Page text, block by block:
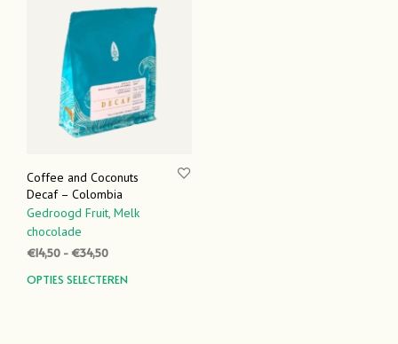
Coffee and Coconuts
Decaf – Colombia
Gedroogd Fruit, Melk
chocolade
€14,50 -€34,50Prijsklasse:
tot
OPTIES SELECTEREN